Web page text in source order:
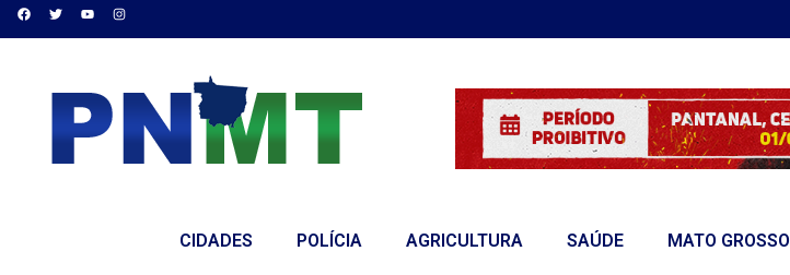
CIDADES POLÍCIA AGRICULTURA SAÚDE MATO GROSSO